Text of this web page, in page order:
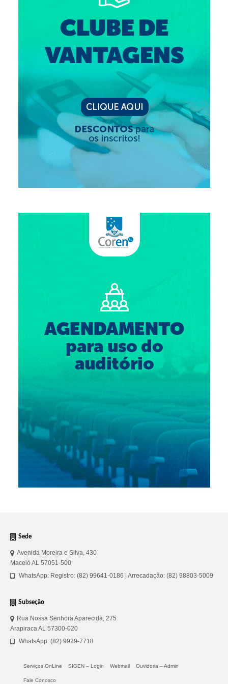
Eleições
Responsabilidade Técnica
Legislações
Decisões
Portarias
Resoluções
Desagravo Público
Processos Éticos
Suspensão do Exercício Profissional
Clube de Vantagens
Reserva de auditório
Ouvidoria
Contatos
Fale Conosco
NEP
Sede
Avenida Moreira e Silva, 430
Maceió AL 57051-500
WhatsApp: Registro: (82) 99641-0186 | Arrecadação: (82) 98803-5009
Subseção
Rua Nossa Senhora Aparecida, 275
Arapiraca AL 57300-020
WhatsApp: (82) 9929-7718
Serviços OnLine SIGEN – Login Webmail Ouvidoria – Admin
Fale Conosco